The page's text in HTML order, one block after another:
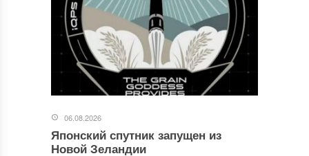
06.08.2026
Японский спутник запущен из
Новой Зеландии